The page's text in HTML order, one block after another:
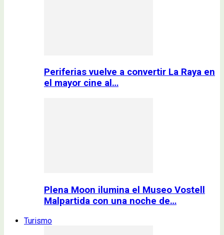
Periferias vuelve a convertir La Raya en
el mayor cine al…
Plena Moon ilumina el Museo Vostell
Malpartida con una noche de…
Turismo